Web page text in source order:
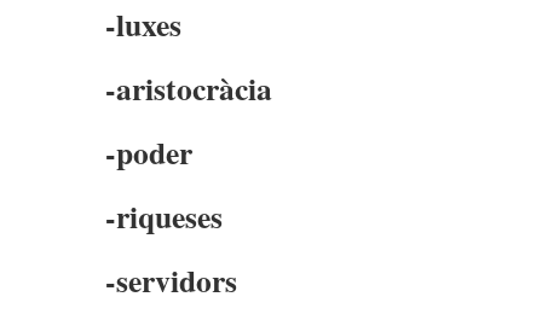
-luxes
-aristocràcia
-poder
-riqueses
-servidors